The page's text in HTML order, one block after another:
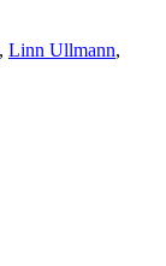
, Linn Ullmann,